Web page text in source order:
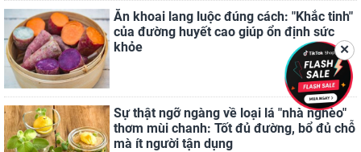
Ăn khoai lang luộc đúng cách: "Khắc tinh"
của đường huyết cao giúp ổn định sức
khỏe
Sự thật ngỡ ngàng về loại lá "nhà nghèo"
thơm mùi chanh: Tốt đủ đường, bổ đủ chỗ
mà ít người tận dụng
✕